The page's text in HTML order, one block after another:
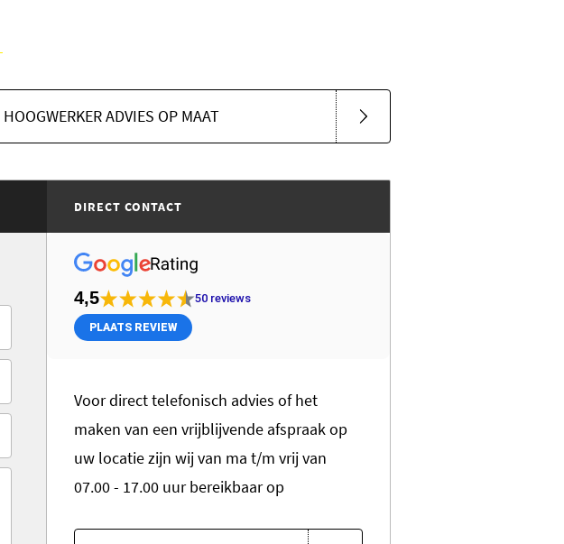
HOOGWERKER ADVIES OP MAAT
DIRECT CONTACT
4,5 50 reviews
PLAATS REVIEW
Voor direct telefonisch advies of het
maken van een vrijblijvende afspraak op
uw locatie zijn wij van ma t/m vrij van
07.00 - 17.00 uur bereikbaar op